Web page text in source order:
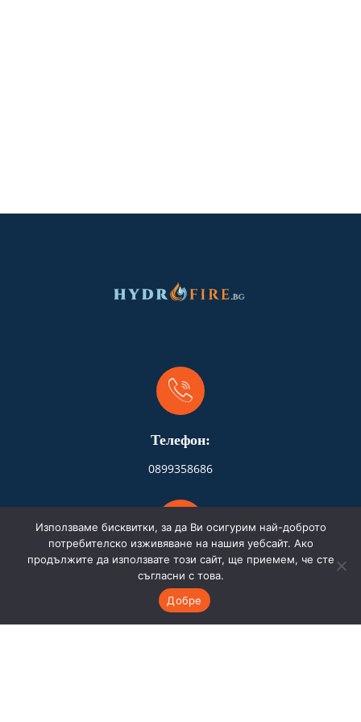
Телефон:
0899358686
Адрес:
Бургас
Използваме бисквитки, за да Ви осигурим най-доброто
потребителско изживяване на нашия уебсайт. Ако
продължите да използвате този сайт, ще приемем, че сте
съгласни с това.
Добре